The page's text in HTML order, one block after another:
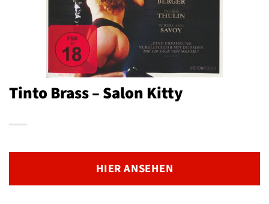
Tinto Brass – Salon Kitty
HIER ANSEHEN